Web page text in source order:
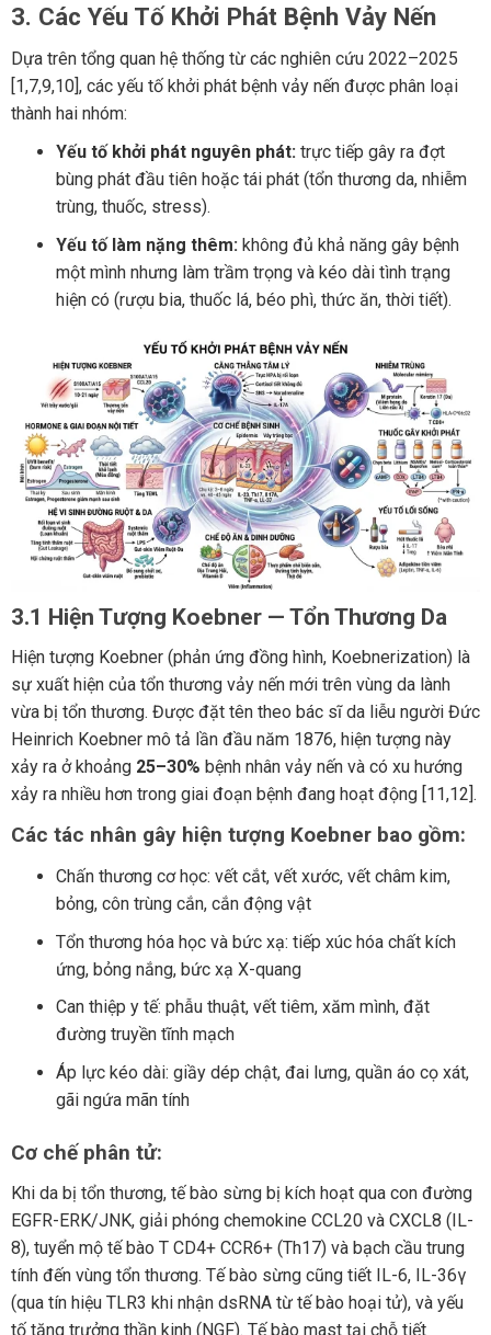
3. Các Yếu Tố Khởi Phát Bệnh Vảy Nến
Dựa trên tổng quan hệ thống từ các nghiên cứu 2022–2025
[1,7,9,10], các yếu tố khởi phát bệnh vảy nến được phân loại
thành hai nhóm:
Yếu tố khởi phát nguyên phát:trực tiếp gây ra đợt
bùng phát đầu tiên hoặc tái phát (tổn thương da, nhiễm
trùng, thuốc, stress).
Yếu tố làm nặng thêm: không đủ khả năng gây bệnh
một mình nhưng làm trầm trọng và kéo dài tình trạng
hiện có (rượu bia, thuốc lá, béo phì, thức ăn, thời tiết).
3.1 Hiện Tượng Koebner — Tổn Thương Da
Hiện tượng Koebner (phản ứng đồng hình, Koebnerization) là
sự xuất hiện của tổn thương vảy nến mới trên vùng da lành
vừa bị tổn thương. Được đặt tên theo bác sĩ da liễu người Đức
Heinrich Koebner mô tả lần đầu năm 1876, hiện tượng này
xảy ra ở khoảng 25–30% bệnh nhân vảy nến và có xu hướng
xảy ra nhiều hơn trong giai đoạn bệnh đang hoạt động [11,12].
Các tác nhân gây hiện tượng Koebner bao gồm:
Chấn thương cơ học: vết cắt, vết xước, vết châm kim,
bỏng, côn trùng cắn, cắn động vật
Tổn thương hóa học và bức xạ: tiếp xúc hóa chất kích
ứng, bỏng nắng, bức xạ X-quang
Can thiệp y tế: phẫu thuật, vết tiêm, xăm mình, đặt
đường truyền tĩnh mạch
Áp lực kéo dài: giầy dép chật, đai lưng, quần áo cọ xát,
gãi ngứa mãn tính
Cơ chế phân tử:
Khi da bị tổn thương, tế bào sừng bị kích hoạt qua con đường
EGFR-ERK/JNK, giải phóng chemokine CCL20 và CXCL8 (IL-
8), tuyển mộ tế bào T CD4+ CCR6+ (Th17) và bạch cầu trung
tính đến vùng tổn thương. Tế bào sừng cũng tiết IL-6, IL-36γ
(qua tín hiệu TLR3 khi nhận dsRNA từ tế bào hoại tử), và yếu
tố tăng trưởng thần kinh (NGF). Tế bào mast tại chỗ tiết